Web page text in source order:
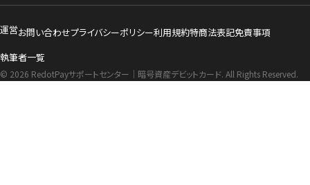
運営お問い合わせプライバシーポリシー利用規約特商法表記免責事項
執筆者一覧
© 2026 RedotPayサポートセンター｜暗号資産デビットカード. All Rights Reserved.